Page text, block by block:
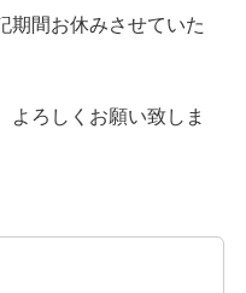
期間お休みさせていた
よろしくお願い致しま